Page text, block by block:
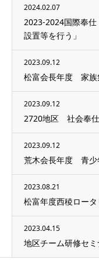
2024.02.07
2023-2024国際奉
設置等を行う」
2023.09.12
松富会長年度 家族
2023.09.12
2720地区 社会奉
2023.09.12
荒木会長年度 青少
2023.08.21
松富年度西稜ロー
2023.04.15
地区チーム研修セ